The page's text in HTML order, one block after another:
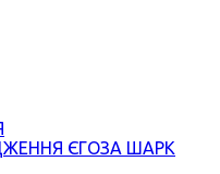
ЄГОЗА ШАРК